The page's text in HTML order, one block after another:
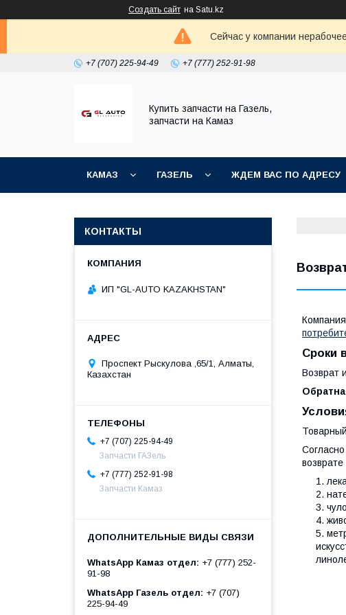
Создать сайт на Satu.kz
Сейчас у компании
+7 (707) 225-94-49 +7 (777) 252-91-98
Купить запчасти на Газель,
запчасти на Камаз
КАМАЗ ГАЗЕЛЬ ЖДЕМ ВАС ПО АДРЕСУ
Сроки
Возврат
КОНТАКТЫ
ИП "GL-AUTO KAZAKHSTAN"
Проспект Рыскулова ,65/1, Алматы,
Казахстан
+7 (707) 225-94-49
Запчасти ГАЗель
+7 (777) 252-91-98
Запчасти Камаз
WhatsApp Камаз отдел
+7 (777) 252-
91-98
WhatsApp Газель отдел
+7 (707)
225-94-49